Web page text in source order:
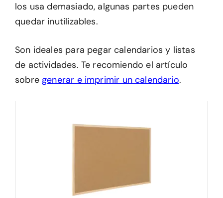
los usa demasiado, algunas partes pueden
quedar inutilizables.
Son ideales para pegar calendarios y listas
de actividades. Te recomiendo el artículo
sobregenerar e imprimir un calendario.